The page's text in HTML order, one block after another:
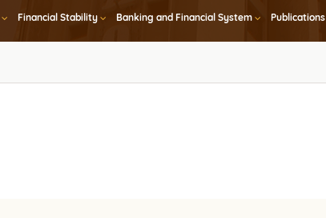
Financial Stability Banking and Financial System Publications